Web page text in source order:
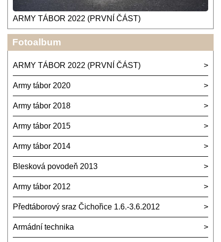
ARMY TÁBOR 2022 (PRVNÍ ČÁST)
Fotoalbum
ARMY TÁBOR 2022 (PRVNÍ ČÁST)
Army tábor 2020
Army tábor 2018
Army tábor 2015
Army tábor 2014
Blesková povodeň 2013
Army tábor 2012
Předtáborový sraz Čichořice 1.6.-3.6.2012
Armádní technika